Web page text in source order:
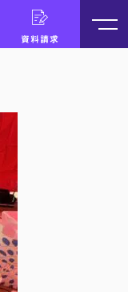
資料請求